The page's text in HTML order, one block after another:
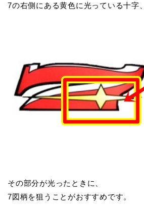
7の右側にある黄色に光っている十字、
その部分が光ったときに、
7図柄を狙うことがおすすめです。